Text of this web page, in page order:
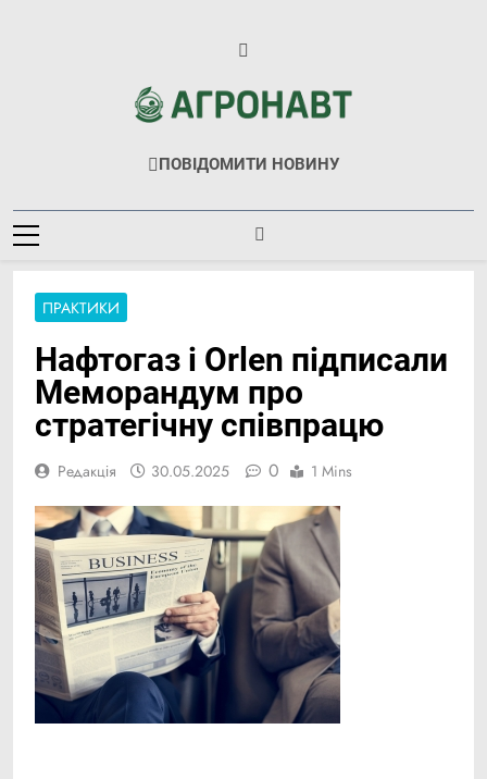
Агронавт
Новини Українського Агробізнесу
ПОВІДОМИТИ НОВИНУ
ПРАКТИКИ
Нафтогаз і Orlen підписали
Меморандум про
стратегічну співпрацю
Редакція 30.05.2025 0 1 Mins